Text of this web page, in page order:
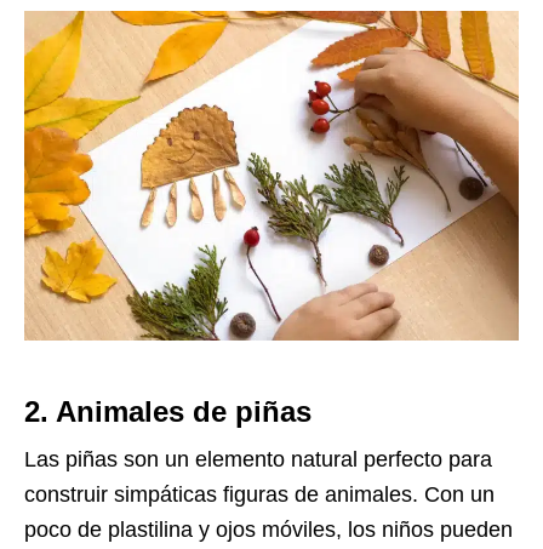
2. Animales de piñas
Las piñas son un elemento natural perfecto para
construir simpáticas figuras de animales. Con un
poco de plastilina y ojos móviles, los niños pueden